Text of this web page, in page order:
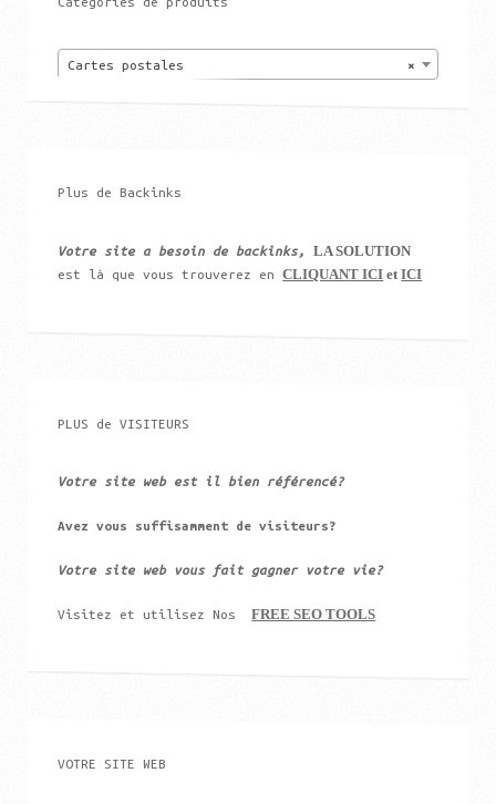
×
Cartes postales
Plus de Backinks
Votre site a besoin de backinks, LA SOLUTION
est là que vous trouverez enCLIQUANT ICI et ICI
PLUS de VISITEURS
Votre site web est il bien référencé?
Avez vous suffisamment de visiteurs?
Votre site web vous fait gagner votre vie?
Visitez et utilisez Nos FREE SEO TOOLS
VOTRE SITE WEB